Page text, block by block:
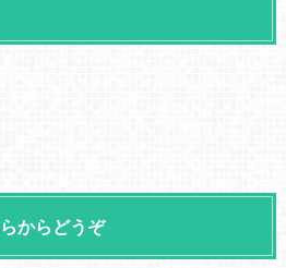
からどうぞ